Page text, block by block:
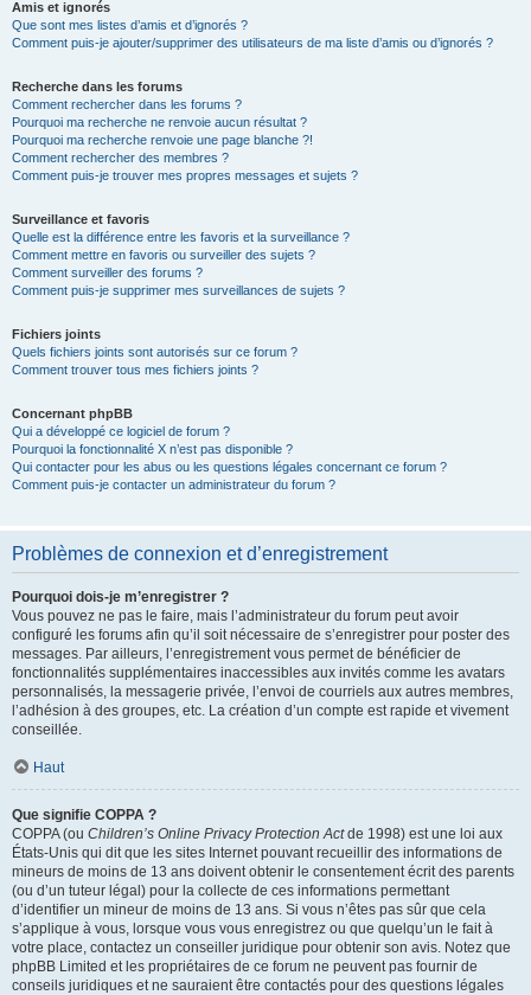
Amis et ignorés
Que sont mes listes d’amis et d’ignorés ?
Comment puis-je ajouter/supprimer des utilisateurs de ma liste d’amis ou d’ignorés ?
Recherche dans les forums
Comment rechercher dans les forums ?
Pourquoi ma recherche ne renvoie aucun résultat ?
Pourquoi ma recherche renvoie une page blanche ?!
Comment rechercher des membres ?
Comment puis-je trouver mes propres messages et sujets ?
Surveillance et favoris
Quelle est la différence entre les favoris et la surveillance ?
Comment mettre en favoris ou surveiller des sujets ?
Comment surveiller des forums ?
Comment puis-je supprimer mes surveillances de sujets ?
Fichiers joints
Quels fichiers joints sont autorisés sur ce forum ?
Comment trouver tous mes fichiers joints ?
Concernant phpBB
Qui a développé ce logiciel de forum ?
Pourquoi la fonctionnalité X n’est pas disponible ?
Qui contacter pour les abus ou les questions légales concernant ce forum ?
Comment puis-je contacter un administrateur du forum ?
Problèmes de connexion et d’enregistrement
Pourquoi dois-je m’enregistrer ?
Vous pouvez ne pas le faire, mais l’administrateur du forum peut avoir
configuré les forums afin qu’il soit nécessaire de s’enregistrer pour poster des
messages. Par ailleurs, l’enregistrement vous permet de bénéficier de
fonctionnalités supplémentaires inaccessibles aux invités comme les avatars
personnalisés, la messagerie privée, l’envoi de courriels aux autres membres,
l’adhésion à des groupes, etc. La création d’un compte est rapide et vivement
conseillée.
Haut
Que signifie COPPA ?
COPPA (ou Children’s Online Privacy Protection Actde 1998) est une loi aux
États-Unis qui dit que les sites Internet pouvant recueillir des informations de
mineurs de moins de 13 ans doivent obtenir le consentement écrit des parents
(ou d’un tuteur légal) pour la collecte de ces informations permettant
d’identifier un mineur de moins de 13 ans. Si vous n’êtes pas sûr que cela
s’applique à vous, lorsque vous vous enregistrez ou que quelqu’un le fait à
votre place, contactez un conseiller juridique pour obtenir son avis. Notez que
phpBB Limited et les propriétaires de ce forum ne peuvent pas fournir de
conseils juridiques et ne sauraient être contactés pour des questions légales